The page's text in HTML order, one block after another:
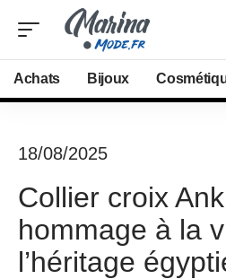
Achats Bijoux
18/08/2025
Collier croix
hommage à la
l’héritage